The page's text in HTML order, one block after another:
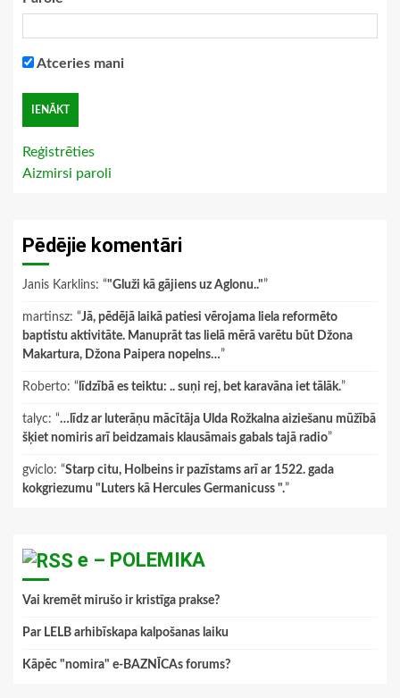
Atceries mani
Reģistrēties
Aizmirsi paroli
Pēdējie komentāri
Janis Karklins: “"Gluži kā gājiens uz Aglonu.."”
martinsz: “Jā, pēdējā laikā patiesi vērojama liela reformēto
baptistu aktivitāte. Manuprāt tas lielā mērā varētu būt Džona
Makartura, Džona Paipera nopelns…”
Roberto: “ līdzībā es teiktu: .. suņi rej, bet karavāna iet tālāk.”
talyc: “…līdz ar luterāņu mācītāja Ulda Rožkalna aiziešanu mūžībā
šķiet nomiris arī beidzamais klausāmais gabals tajā radio”
gviclo: “Starp citu, Holbeins ir pazīstams arī ar 1522. gada
kokgriezumu "Luters kā Hercules Germanicuss ".”
e – POLEMIKA
Vai kremēt mirušo ir kristīga prakse?
Par LELB arhibīskapa kalpošanas laiku
Kāpēc "nomira" e-BAZNĪCAs forums?